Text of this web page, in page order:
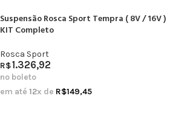
Suspensão Rosca Sport Tempra ( 8V / 16V )
KIT Completo
Rosca Sport
R$1.326,92
no boleto
em até 12x de R$149,45